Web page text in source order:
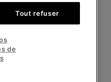
Légales
à 18h
disponibles
Tout refuser
de